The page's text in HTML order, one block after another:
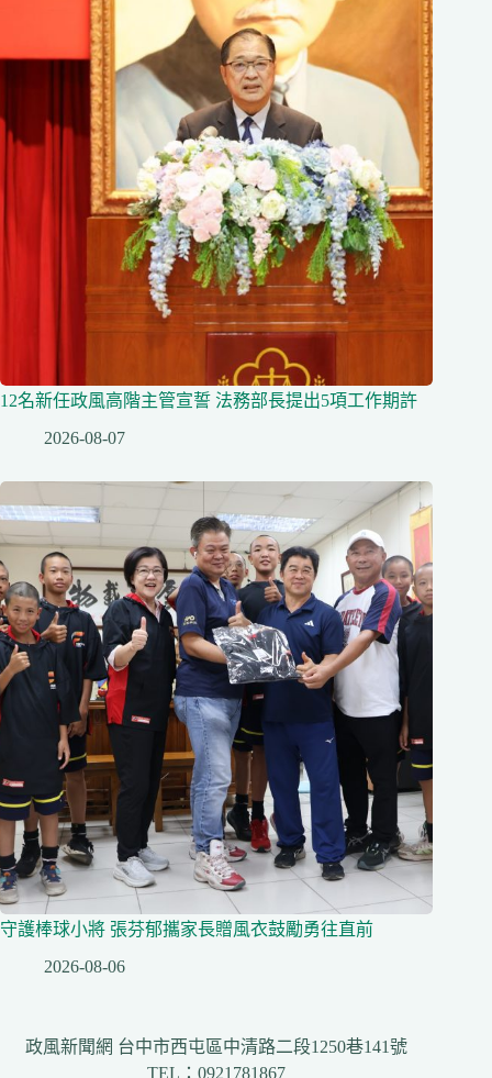
12名新任政風高階主管宣誓 法務部長提出5項工作期許
2026-08-07
守護棒球小將 張芬郁攜家長贈風衣鼓勵勇往直前
2026-08-06
政風新聞網 台中市西屯區中清路二段1250巷141號
TEL：0921781867